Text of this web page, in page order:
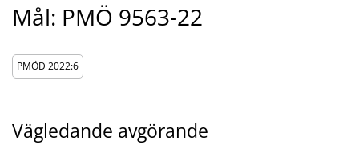
Mål: PMÖ 9563-22
PMÖD 2022:6
Vägledande avgörande